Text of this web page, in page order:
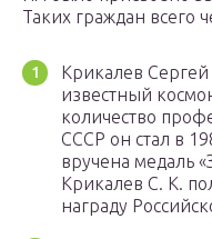
Таких граждан всего
Крикалев Сергей
известный
количество
СССР он стал в
вручена медаль
Крикалев С. К.
награду